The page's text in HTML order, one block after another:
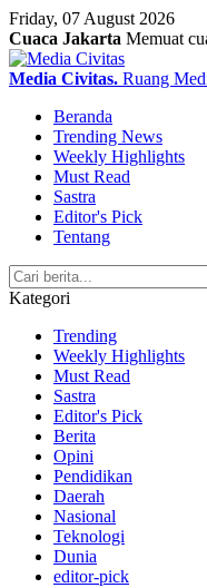
Friday, 07 August 2026
Cuaca Jakarta Memuat
Media Civitas. Ruang
Beranda
Trending News
Weekly Highlights
Must Read
Sastra
Editor's Pick
Tentang
Search
Kategori
Trending
Weekly Highlights
Must Read
Sastra
Editor's Pick
Berita
Opini
Pendidikan
Daerah
Nasional
Teknologi
Dunia
editor-pick